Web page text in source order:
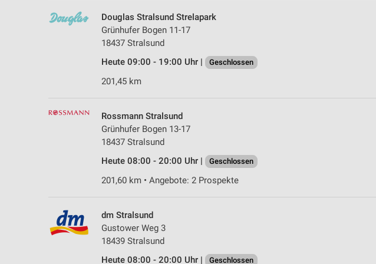
Douglas Stralsund Strelapark
Grünhufer Bogen 11-17
18437 Stralsund
Heute 09:00 - 19:00 Uhr |
Geschlossen
201,45 km
Rossmann Stralsund
Grünhufer Bogen 13-17
18437 Stralsund
Heute 08:00 - 20:00 Uhr |
Geschlossen
201,60 km • Angebote: 2 Prospekte
dm Stralsund
Gustower Weg 3
18439 Stralsund
Heute 08:00 - 20:00 Uhr |
Geschlossen